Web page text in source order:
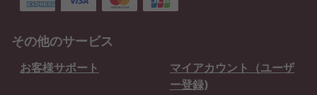
その他のサービス
お客様サポート
マイアカウント（ユーザ
ー登録)